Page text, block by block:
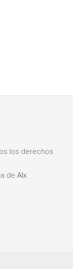
los derechos
de Alx.